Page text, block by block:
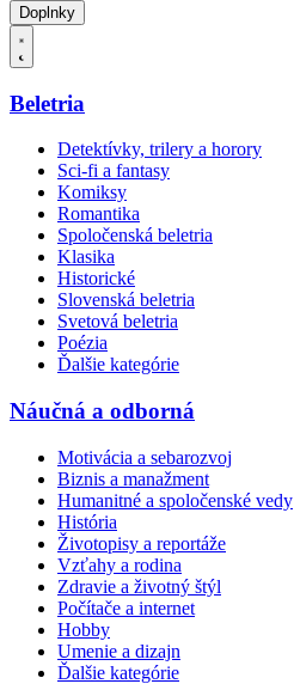
Doplnky
Beletria
Detektívky, trilery a horory
Sci-fi a fantasy
Komiksy
Romantika
Spoločenská beletria
Klasika
Historické
Slovenská beletria
Svetová beletria
Poézia
Ďalšie kategórie
Náučná a odborná
Motivácia a sebarozvoj
Biznis a manažment
Humanitné a spoločenské vedy
História
Životopisy a reportáže
Vzťahy a rodina
Zdravie a životný štýl
Počítače a internet
Hobby
Umenie a dizajn
Ďalšie kategórie